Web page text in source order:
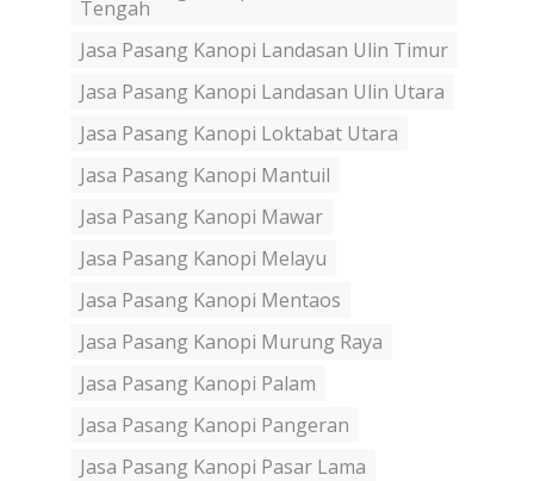
Tengah
Jasa Pasang Kanopi Landasan Ulin Timur
Jasa Pasang Kanopi Landasan Ulin Utara
Jasa Pasang Kanopi Loktabat Utara
Jasa Pasang Kanopi Mantuil
Jasa Pasang Kanopi Mawar
Jasa Pasang Kanopi Melayu
Jasa Pasang Kanopi Mentaos
Jasa Pasang Kanopi Murung Raya
Jasa Pasang Kanopi Palam
Jasa Pasang Kanopi Pangeran
Jasa Pasang Kanopi Pasar Lama